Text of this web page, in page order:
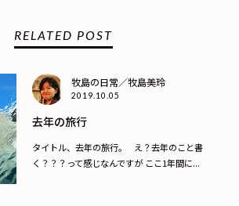
RELATED POST
牧島の日常／牧島美玲
2019.10.05
去年の旅行
タイトル、去年の旅行。 え？去年のこと書
く？？？って感じなんですが ここ1年間に...